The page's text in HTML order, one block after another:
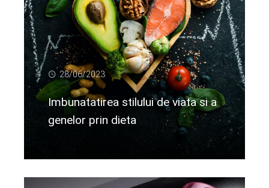
28/06/2023
Imbunatatirea stilului de viata si a
genelor prin dieta